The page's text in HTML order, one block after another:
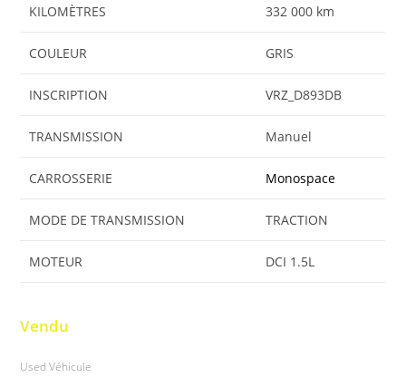
KILOMÈTRES 332 000 km
COULEUR GRIS
INSCRIPTION VRZ_D893DB
TRANSMISSION Manuel
CARROSSERIE Monospace
MODE DE TRANSMISSION TRACTION
MOTEUR DCI 1.5L
Vendu
Used Véhicule